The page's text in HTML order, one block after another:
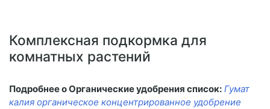
Комплексная подкормка для
комнатных растений
Подробнее о Органические удобрения список: Гумат
калия органическое концентрированное удобрение